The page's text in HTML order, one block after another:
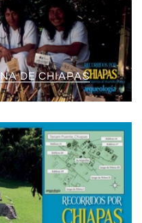
DE CHIAPAS